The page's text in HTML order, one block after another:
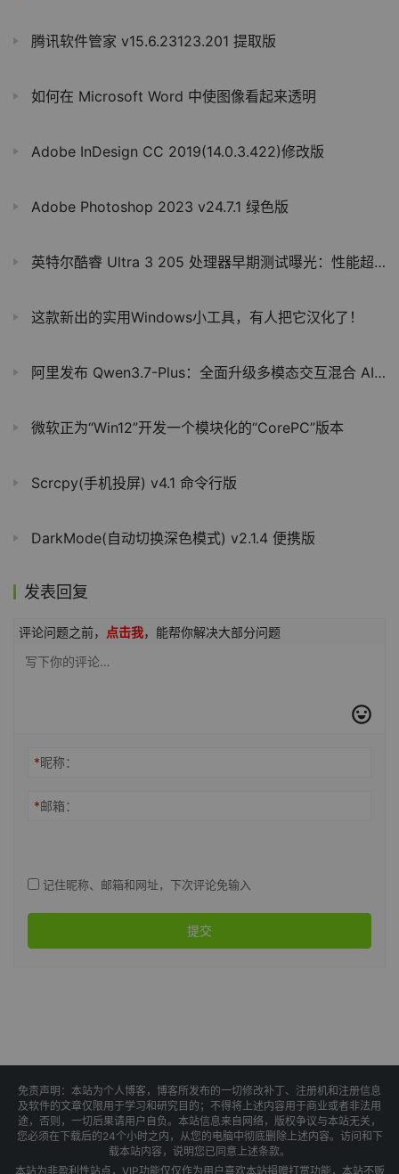
腾讯软件管家 v15.6.23123.201 提取版
如何在 Microsoft Word 中使图像看起来透明
Adobe InDesign CC 2019(14.0.3.422)修改版
Adobe Photoshop 2023 v24.7.1 绿色版
英特尔酷睿 Ultra 3 205 处理器早期测试曝光：性能超越上代 i5-14400
这款新出的实用Windows小工具，有人把它汉化了！
阿里发布 Qwen3.7-Plus：全面升级多模态交互混合 AI 智能体
微软正为“Win12”开发一个模块化的“CorePC”版本
Scrcpy(手机投屏) v4.1 命令行版
DarkMode(自动切换深色模式) v2.1.4 便携版
发表回复
评论问题之前， 点击我，能帮你解决大部分问题
*昵称：
*邮箱：
记住昵称、邮箱和网址，下次评论免输入
提交
免责声明：本站为个人博客，博客所发布的一切修改补丁、注册机和注册信息
及软件的文章仅限用于学习和研究目的；不得将上述内容用于商业或者非法用
途，否则，一切后果请用户自负。本站信息来自网络，版权争议与本站无关，
您必须在下载后的24个小时之内，从您的电脑中彻底删除上述内容。访问和下
载本站内容，说明您已同意上述条款。
本站为非盈利性站点，VIP功能仅仅作为用户喜欢本站捐赠打赏功能，本站不贩